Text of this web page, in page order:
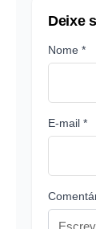
Deixe
Nome *
E-mail *